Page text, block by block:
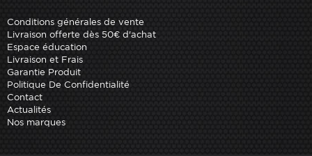
Conditions générales de vente
Livraison offerte dès 50€ d'achat
Espace éducation
Livraison et Frais
Garantie Produit
Politique De Confidentialité
Contact
Actualités
Nos marques